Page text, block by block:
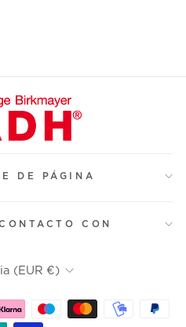
DE PÁGINA
CON
(EUR €)